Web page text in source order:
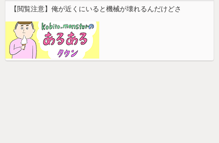
【閲覧注意】俺が近くにいると機械が壊れるんだけどさ